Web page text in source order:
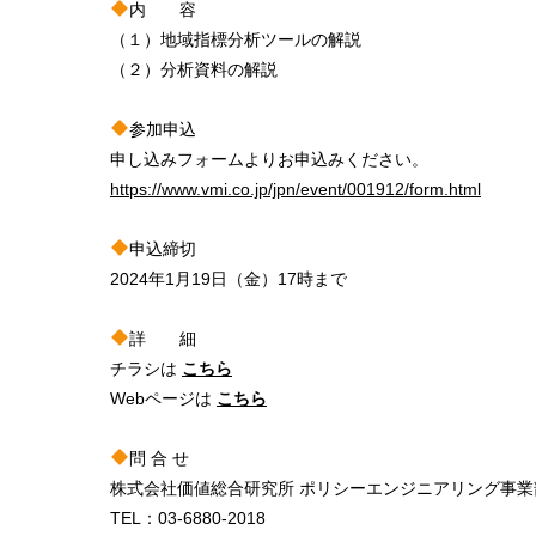
内 容
（１）地域指標分析ツールの解説
（２）分析資料の解説
参加申込
申し込みフォームよりお申込みください。
https://www.vmi.co.jp/jpn/event/001912/form.html
申込締切
2024年1月19日（金）17時まで
詳 細
チラシは こちら
Webページは こちら
問 合 せ
株式会社価値総合研究所 ポリシーエンジニアリング事
TEL：03-6880-2018